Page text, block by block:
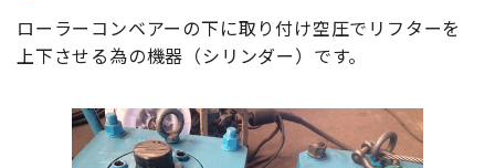
ローラーコンベアーの下に取り付け空圧でリフターを
上下させる為の機器（シリンダー）です。